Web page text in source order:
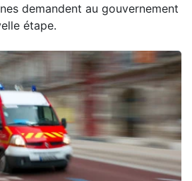
demandent au gouvernement
étape.